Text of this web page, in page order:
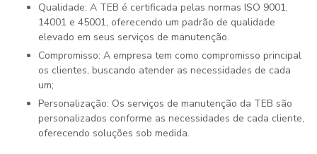
Qualidade: A TEB é certificada pelas normas ISO 9001,
14001 e 45001, oferecendo um padrão de qualidade
elevado em seus serviços de manutenção.
Compromisso: A empresa tem como compromisso principal
os clientes, buscando atender as necessidades de cada
um;
Personalização: Os serviços de manutenção da TEB são
personalizados conforme as necessidades de cada cliente,
oferecendo soluções sob medida.